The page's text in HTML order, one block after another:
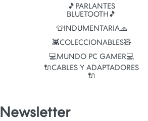
🎵PARLANTES
BLUETOOTH🎵
👕INDUMENTARIA🧢
👾COLECCIONABLES🧸
💻MUNDO PC GAMER💻
🔌CABLES Y ADAPTADORES
🔌
Newsletter